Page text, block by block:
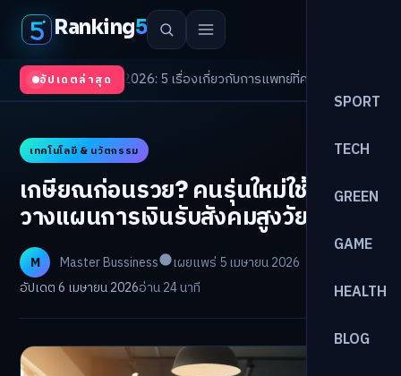
Ranking5
SPORT
TECH
GREEN
GAME
HEALTH
BLOG
อัปเดตล่าสุด
2026: 5 เรื่องเกี่ยวกับการแพทย์ที่ควรรู้/ดอกเบี้ยขาขึ้นรอบใหม่! จั
เทคโนโลยี & นวัตกรรม
เกษียณก่อนรวย? คนรุ่นใหม่ใช้ AI
วางแผนการเงินรับสังคมสูงวัย
M Master Bussiness
เผยแพร่ 5 เมษายน 2026
อัปเดต 6 เมษายน 2026อ่าน 24 นาที